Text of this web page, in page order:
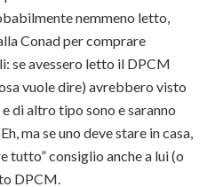
nemmeno letto,
Conad per comprare
se avessero letto il DPCM
vuole dire) avrebbero visto
di altro tipo sono e saranno
ma se uno deve stare in casa,
tutto” consiglio anche a lui (o
DPCM.